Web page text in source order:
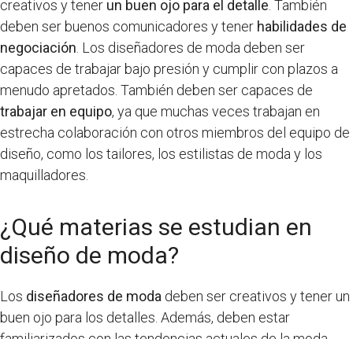
creativos y tener un buen ojo para el detalle . También
deben ser buenos comunicadores y tener habilidades de
negociación . Los diseñadores de moda deben ser
capaces de trabajar bajo presión y cumplir con plazos a
menudo apretados. También deben ser capaces de
trabajar en equipo, ya que muchas veces trabajan en
estrecha colaboración con otros miembros del equipo de
diseño, como los tailores, los estilistas de moda y los
maquilladores.
¿Qué materias se estudian en
diseño de moda?
Los diseñadores de moda deben ser creativos y tener un
buen ojo para los detalles. Además, deben estar